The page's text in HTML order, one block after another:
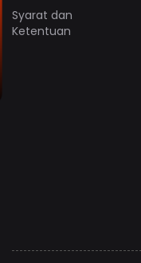
Syarat dan
Ketentuan